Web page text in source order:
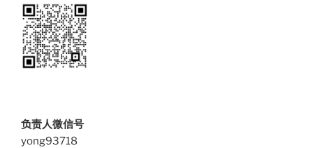
负责人微信号
yong93718